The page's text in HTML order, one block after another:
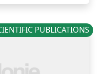
PUBLICATIONS